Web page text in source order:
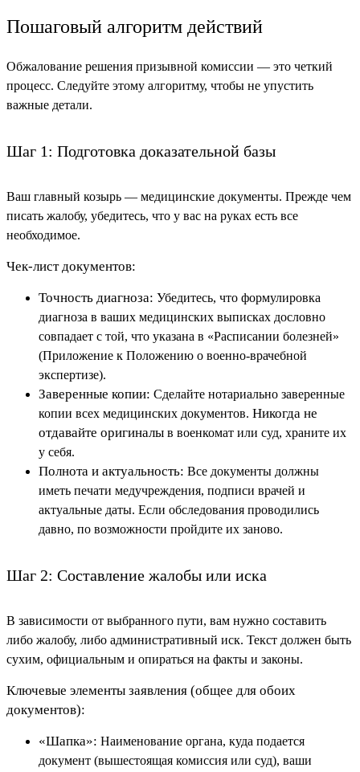
Пошаговый алгоритм действий
Обжалование решения призывной комиссии — это четкий
процесс. Следуйте этому алгоритму, чтобы не упустить
важные детали.
Шаг 1: Подготовка доказательной базы
Ваш главный козырь — медицинские документы. Прежде чем
писать жалобу, убедитесь, что у вас на руках есть все
необходимое.
Чек-лист документов:
Точность диагноза: Убедитесь, что формулировка
диагноза в ваших медицинских выписках дословно
совпадает с той, что указана в «Расписании болезней»
(Приложение к Положению о военно-врачебной
экспертизе).
Заверенные копии: Сделайте нотариально заверенные
копии всех медицинских документов. Никогда не
отдавайте оригиналы в военкомат или суд, храните их
у себя.
Полнота и актуальность: Все документы должны
иметь печати медучреждения, подписи врачей и
актуальные даты. Если обследования проводились
давно, по возможности пройдите их заново.
Шаг 2: Составление жалобы или иска
В зависимости от выбранного пути, вам нужно составить
либо жалобу, либо административный иск. Текст должен быть
сухим, официальным и опираться на факты и законы.
Ключевые элементы заявления (общее для обоих
документов):
«Шапка»: Наименование органа, куда подается
документ (вышестоящая комиссия или суд), ваши